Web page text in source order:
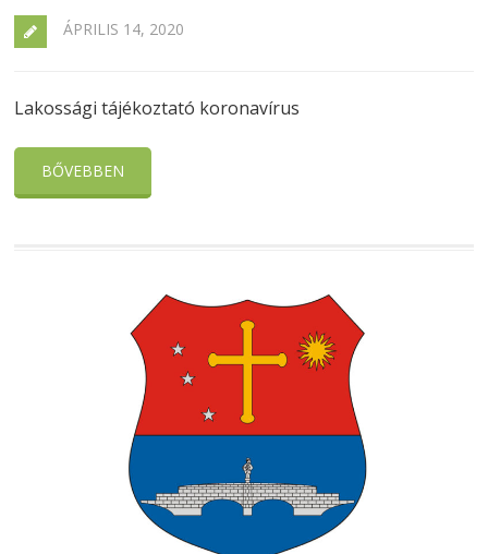
ÁPRILIS 14, 2020
Lakossági tájékoztató koronavírus
BŐVEBBEN